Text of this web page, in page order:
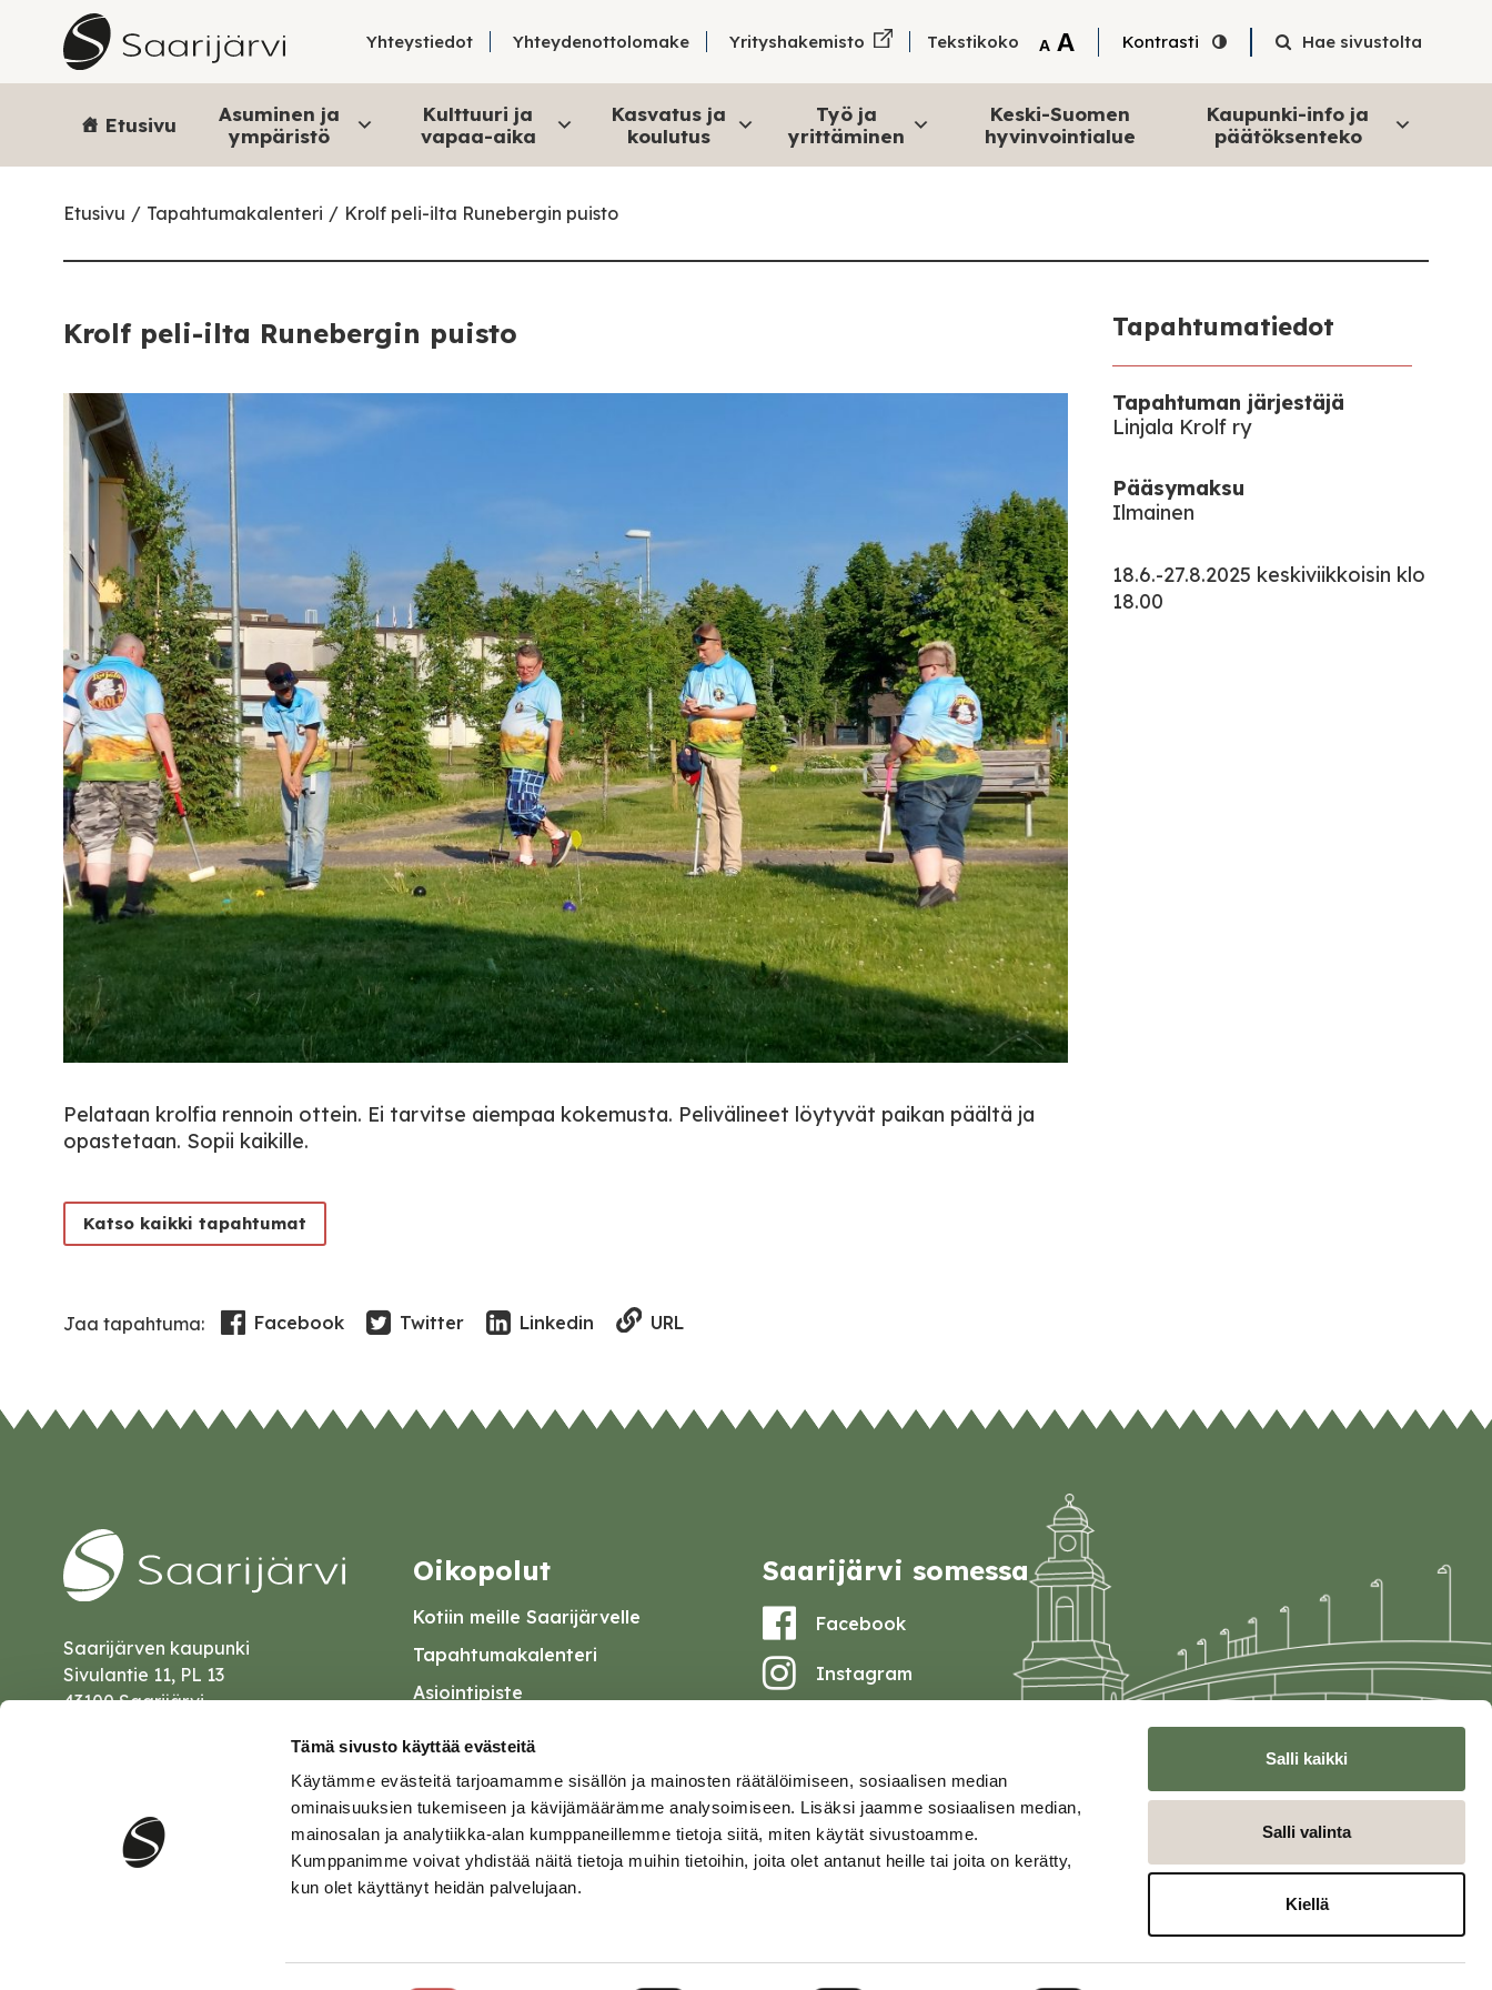
Tämä sivusto käyttää evästeitä
Käytämme evästeitä tarjoamamme sisällön ja mainosten räätälöimiseen, sosiaalisen median
ominaisuuksien tukemiseen ja kävijämäärämme analysoimiseen. Lisäksi jaamme sosiaalisen median,
mainosalan ja analytiikka-alan kumppaneillemme tietoja siitä, miten käytät sivustoamme.
Kumppanimme voivat yhdistää näitä tietoja muihin tietoihin, joita olet antanut heille tai joita on kerätty,
kun olet käyttänyt heidän palvelujaan.
Salli kaikki
Salli valinta
Kiellä
Skip to content
Yhteystiedot Yhteydenottolomake Yrityshakemisto Tekstikoko A Tekstin pienentäminen
A Tekstin suurentaminen
Kontrasti Hae sivustolta
Etusivu
Asuminen ja
ympäristö
Kulttuuri ja
vapaa-aika
Kasvatus ja
koulutus
Työ ja
yrittäminen
Keski-Suomen
hyvinvointialue
Kaupunki-info ja
päätöksenteko
Etusivu Tapahtumakalenteri Krolf peli-ilta Runebergin puisto
Krolf peli-ilta Runebergin puisto
Pelataan krolfia rennoin ottein. Ei tarvitse aiempaa kokemusta. Pelivälineet löytyvät paikan päältä ja
opastetaan. Sopii kaikille.
Tapahtumatiedot
Tapahtuman järjestäjä
Linjala Krolf ry
Pääsymaksu
Ilmainen
18.6.-27.8.2025 keskiviikkoisin klo
18.00
Katso kaikki tapahtumat
Jaa tapahtuma: Facebook Twitter Linkedin URL
Saarijärven kaupunki
Sivulantie 11, PL 13
43100 Saarijärvi
Oikopolut
Kotiin meille Saarijärvelle
Tapahtumakalenteri
Asiointipiste
Palautelomake
Saavutettavuusseloste
Tietosuoja
Saarijärvi somessa
Facebook
Instagram